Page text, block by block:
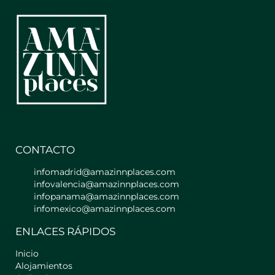
Con una estupenda decoración
elegante y sencilla . Uno de sus valores
más destacables , son las
impresionantes vistas a la ciudad
desde las dos grandes terrazas que
tiene , donde podrás disfrutar de uno
de los paisajes urbanos mas exclusivos
de la ciudad.
Salón: Muy amplio y con mucha luz
gracias a los grandes ventanales y a las
puertas de acceso a las terrazas ,
ambas de cristales . Cuenta con un
, alfombra , Tv y aire acondicionado.
cama de matrimonio de 1,50cm con
CONTACTO
infomadrid@amazinnplaces.com
infovalencia@amazinnplaces.com
infopanama@amazinnplaces.com
infomexico@amazinnplaces.com
ENLACES RÁPIDOS
Inicio
Alojamientos